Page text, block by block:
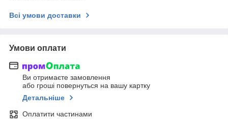
Всі умови доставки
Умови оплати
Ви отримаєте замовлення
або гроші повернуться на вашу картку
Детальніше
Оплатити частинами